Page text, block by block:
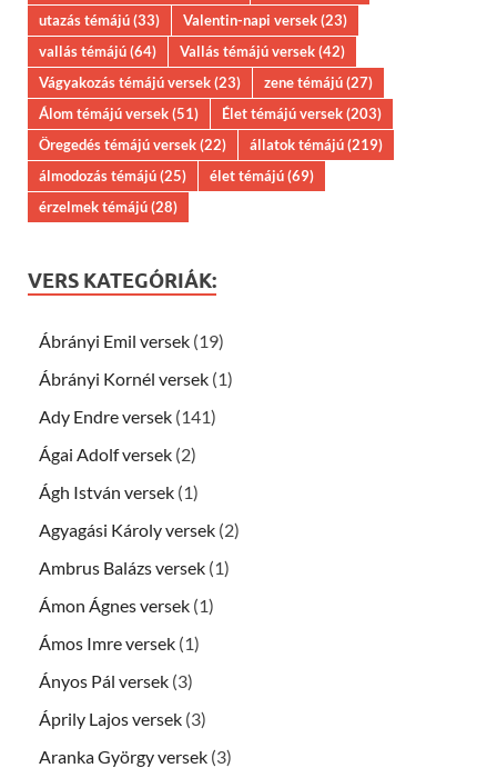
utazás témájú(33) Valentin-napi versek(23)
vallás témájú(64) Vallás témájú versek(42)
Vágyakozás témájú versek(23) zene témájú(27)
Álom témájú versek(51) Élet témájú versek(203)
Öregedés témájú versek(22) állatok témájú(219)
álmodozás témájú(25) élet témájú(69)
érzelmek témájú(28)
VERS KATEGÓRIÁK:
Ábrányi Emil versek (19)
Ábrányi Kornél versek (1)
Ady Endre versek (141)
Ágai Adolf versek (2)
Ágh István versek (1)
Agyagási Károly versek (2)
Ambrus Balázs versek (1)
Ámon Ágnes versek (1)
Ámos Imre versek (1)
Ányos Pál versek (3)
Áprily Lajos versek (3)
Aranka György versek (3)